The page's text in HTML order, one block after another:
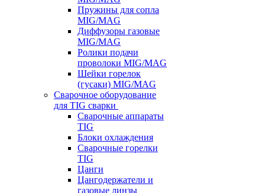
Пружины для сопла
MIG/MAG
Диффузоры газовые
MIG/MAG
Ролики подачи
проволоки MIG/MAG
Шейки горелок
(гусаки) MIG/MAG
Сварочное оборудование
для TIG сварки
Сварочные аппараты
TIG
Блоки охлаждения
Сварочные горелки
TIG
Цанги
Цангодержатели и
газовые линзы